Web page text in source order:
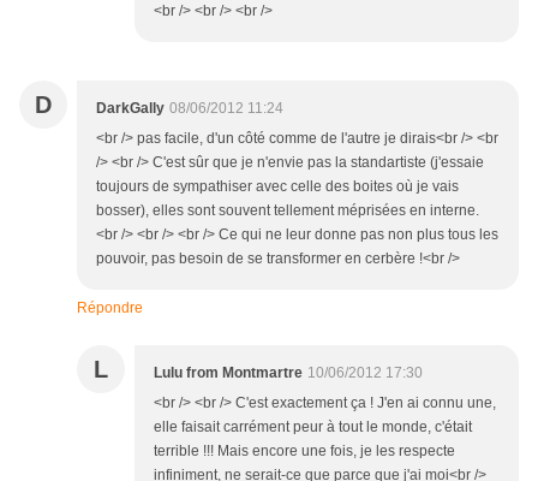
<br /> <br /> <br />
D DarkGally 08/06/2012 11:24
<br /> pas facile, d'un côté comme de l'autre je dirais<br /> <br
/> <br /> C'est sûr que je n'envie pas la standartiste (j'essaie
toujours de sympathiser avec celle des boites où je vais
bosser), elles sont souvent tellement méprisées en interne.
<br /> <br /> <br /> Ce qui ne leur donne pas non plus tous les
pouvoir, pas besoin de se transformer en cerbère !<br />
Répondre
L Lulu from Montmartre 10/06/2012 17:30
<br /> <br /> C'est exactement ça ! J'en ai connu une,
elle faisait carrément peur à tout le monde, c'était
terrible !!! Mais encore une fois, je les respecte
infiniment, ne serait-ce que parce que j'ai moi<br />